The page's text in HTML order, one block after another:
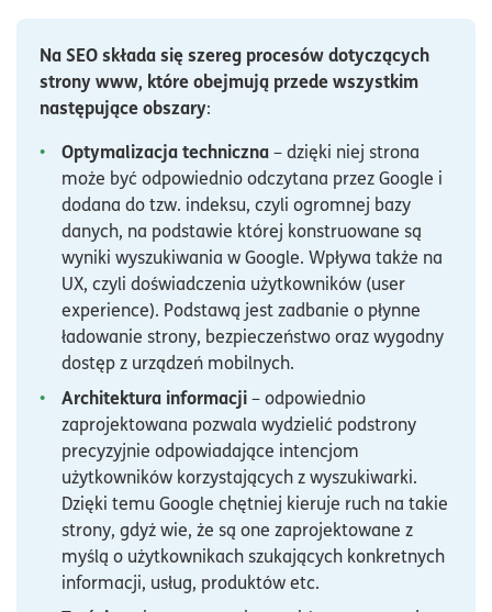
Na SEO składa się szereg procesów dotyczących
strony www, które obejmują przede wszystkim
następujące obszary:
Optymalizacja techniczna– dzięki niej strona
może być odpowiednio odczytana przez Google i
dodana do tzw. indeksu, czyli ogromnej bazy
danych, na podstawie której konstruowane są
wyniki wyszukiwania w Google. Wpływa także na
UX, czyli doświadczenia użytkowników (user
experience). Podstawą jest zadbanie o płynne
ładowanie strony, bezpieczeństwo oraz wygodny
dostęp z urządzeń mobilnych.
Architektura informacji– odpowiednio
zaprojektowana pozwala wydzielić podstrony
precyzyjnie odpowiadające intencjom
użytkowników korzystających z wyszukiwarki.
Dzięki temu Google chętniej kieruje ruch na takie
strony, gdyż wie, że są one zaprojektowane z
myślą o użytkownikach szukających konkretnych
informacji, usług, produktów etc.